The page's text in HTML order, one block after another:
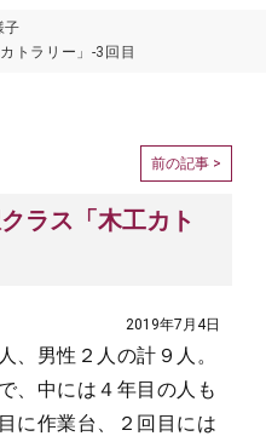
子
トラリー」-3回目
前の記事 >
ラス「木工カト
2019年7月4日
、男性２人の計９人。
、中には４年目の人も
に作業台、２回目には